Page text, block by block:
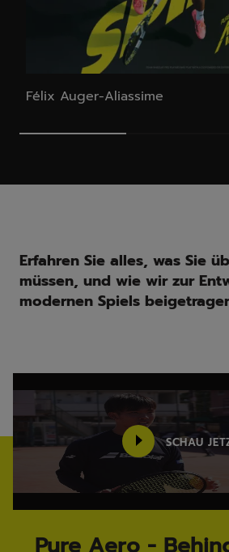
Félix Auger-Aliassime​
Erfahren Sie alles, was Sie
müssen, und wie wir zur
modernen Spiels
SCHAU
Pure Aero -